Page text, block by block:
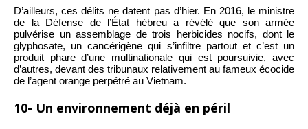
D’ailleurs, ces délits ne datent pas d’hier. En 2016, le ministre
de la Défense de l’État hébreu a révélé que son armée
pulvérise un assemblage de trois herbicides nocifs, dont le
glyphosate, un cancérigène qui s’infiltre partout et c’est un
produit phare d’une multinationale qui est poursuivie, avec
d’autres, devant des tribunaux relativement au fameux écocide
de l’agent orange perpétré au Vietnam.
10- Un environnement déjà en péril